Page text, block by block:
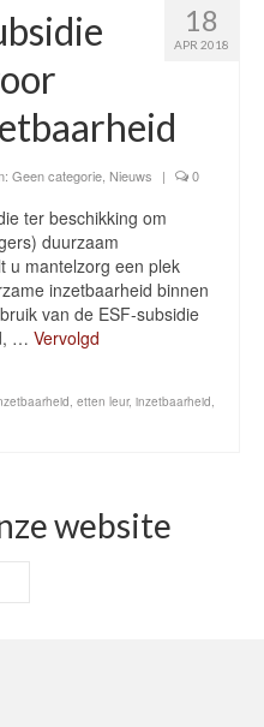
18
APR 2018
Geen categorie Nieuws | 0
ter beschikking om
duurzaam
mantelzorg een plek
inzetbaarheid binnen
van de ESF-subsidie
… Vervolgd
etten leur, inzetbaarheid
website